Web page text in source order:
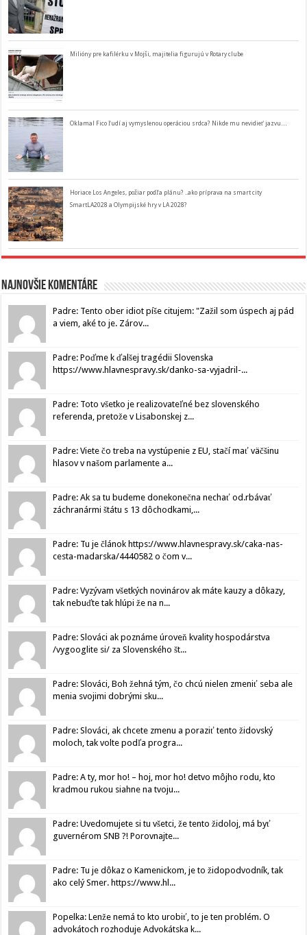
Milióny pre kafilérku v Mojši, majitelia figurujú v Rotary clube
Oklamal Fico ľudí aj vymyslenou operáciou srdca? Nikde mu nevidieť jazvu…
Horiace Los Angeles, požiar podľa plánu? ..ako príprava na smart city
SmartLA2028 a Olympijské hry v LA 2028?
Najnovšie komentáre
Padre: Tento ober idiot píše citujem: "Zažil som úspech aj pád
a viem, aké to je. Zárov...
Padre: Poďme k ďalšej tragédii Slovenska
https://www.hlavnespravy.sk/danko-sa-vyjadril-...
Padre: Toto všetko je realizovateľné bez slovenského
referenda, pretože v Lisabonskej z...
Padre: Viete čo treba na vystúpenie z EU, stačí mať väčšinu
hlasov v našom parlamente a...
Padre: Ak sa tu budeme donekonečna nechať od.rbávať
záchranármi štátu s 13 dôchodkami,...
Padre: Tu je článok https://www.hlavnespravy.sk/caka-nas-
cesta-madarska/4440582 o čom v...
Padre: Vyzývam všetkých novinárov ak máte kauzy a dôkazy,
tak nebuďte tak hlúpi že na n...
Padre: Slováci ak poznáme úroveň kvality hospodárstva
/vygooglite si/ za Slovenského št...
Padre: Slováci, Boh žehná tým, čo chcú nielen zmeniť seba ale
menia svojimi dobrými sku...
Padre: Slováci, ak chcete zmenu a poraziť tento židovský
moloch, tak volte podľa progra...
Padre: A ty, mor ho! – hoj, mor ho! detvo môjho rodu, kto
kradmou rukou siahne na tvoju...
Padre: Uvedomujete si tu všetci, že tento židoloj, má byť
guvernérom SNB ?! Porovnajte...
Padre: Tu je dôkaz o Kamenickom, je to židopodvodník, tak
ako celý Smer. https://www.hl...
Popelka: Lenže nemá to kto urobiť, to je ten problém. O
advokátoch rozhoduje Advokátska k...